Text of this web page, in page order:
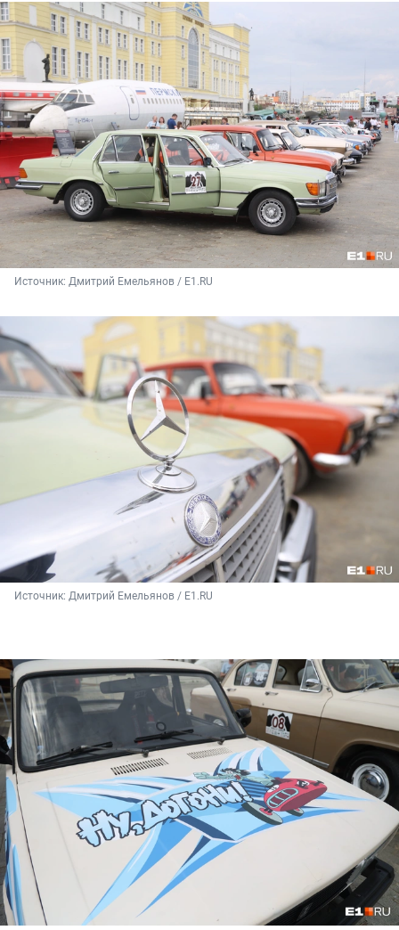
Источник: Дмитрий Емельянов / E1.RU
Источник: Дмитрий Емельянов / E1.RU